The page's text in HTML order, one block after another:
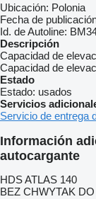
Ubicación: Polonia
Fecha de
Id. de Autoline:
Descripción
Capacidad de
Capacidad de
Estado
Estado: usados
Servicios
Servicio de entrega
Información
autocargante
HDS ATLAS 140
BEZ CHWYTAK